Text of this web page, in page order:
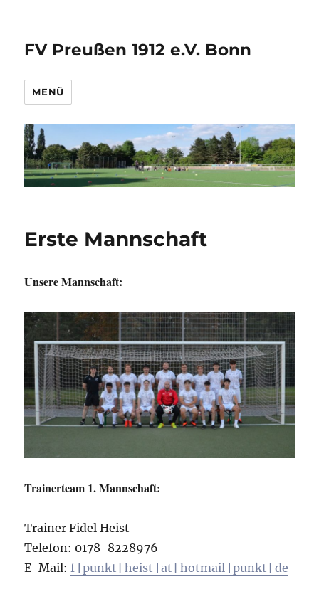
FV Preußen 1912 e.V. Bonn
MENÜ
Erste Mannschaft
Unsere Mannschaft:
Trainerteam 1. Mannschaft:
Trainer Fidel Heist
Telefon: 0178-8228976
E-Mail:f [punkt] heist [at] hotmail [punkt] de